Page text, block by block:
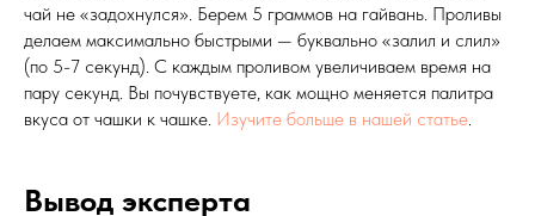
чай не «задохнулся». Берем 5 граммов на гайвань. Проливы
делаем максимально быстрыми — буквально «залил и слил»
(по 5-7 секунд). С каждым проливом увеличиваем время на
пару секунд. Вы почувствуете, как мощно меняется палитра
вкуса от чашки к чашке. Изучите больше в нашей статье.
Вывод эксперта